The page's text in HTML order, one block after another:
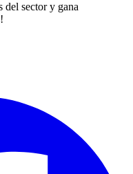
del sector y gana